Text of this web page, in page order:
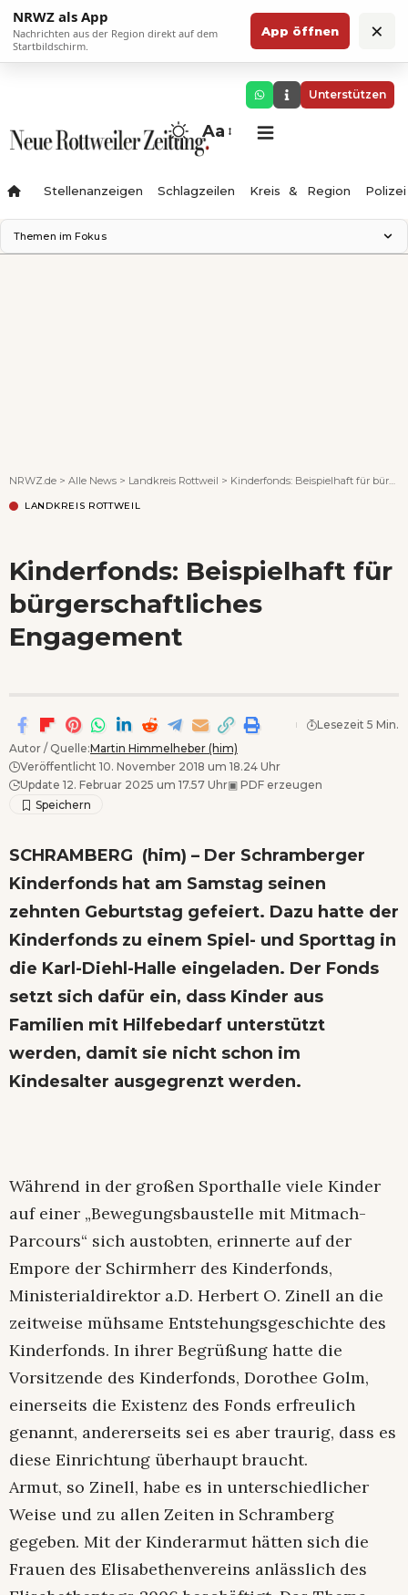
NRWZ als App
Nachrichten aus der Region direkt auf dem
Startbildschirm.
App öffnen ×
Unterstützen
Aa
Stellenanzeigen Schlagzeilen Kreis & Region Polizei
Themen im Fokus
NRWZ.de > Alle News > Landkreis Rottweil > Kinderfonds: Beispielhaft für bürgerschaftliches Engagement
LANDKREIS ROTTWEIL
Kinderfonds: Beispielhaft für
bürgerschaftliches
Engagement
Autor / Quelle:Martin Himmelheber (him)
Veröffentlicht 10. November 2018 um 18.24 Uhr
Update 12. Februar 2025 um 17.57 Uhr▣ PDF erzeugen
Lesezeit 5 Min.
SCHRAMBERG (him) – Der Schramberger
Kinderfonds hat am Samstag seinen
zehnten Geburtstag gefeiert. Dazu hatte der
Kinderfonds zu einem Spiel- und Sporttag in
die Karl-Diehl-Halle eingeladen. Der Fonds
setzt sich dafür ein, dass Kinder aus
Familien mit Hilfebedarf unterstützt
werden, damit sie nicht schon im
Kindesalter ausgegrenzt werden.
Während in der großen Sporthalle viele Kinder
auf einer „Bewegungsbaustelle mit Mitmach-
Parcours“ sich austobten, erinnerte auf der
Empore der Schirmherr des Kinderfonds,
Ministerialdirektor a.D. Herbert O. Zinell an die
zeitweise mühsame Entstehungsgeschichte des
Kinderfonds. In ihrer Begrüßung hatte die
Vorsitzende des Kinderfonds, Dorothee Golm,
einerseits die Existenz des Fonds erfreulich
genannt, andererseits sei es aber traurig, dass es
diese Einrichtung überhaupt braucht.
Armut, so Zinell, habe es in unterschiedlicher
Weise und zu allen Zeiten in Schramberg
gegeben. Mit der Kinderarmut hätten sich die
Frauen des Elisabethenvereins anlässlich des